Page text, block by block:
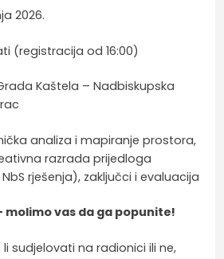
2026.
(registracija od 16:00)
Kaštela – Nadbiskupska
analiza i mapiranje prostora,
razrada prijedloga
rješenja), zaključci i evaluacija
molimo vas da ga popunite!
sudjelovati na radionici ili ne,